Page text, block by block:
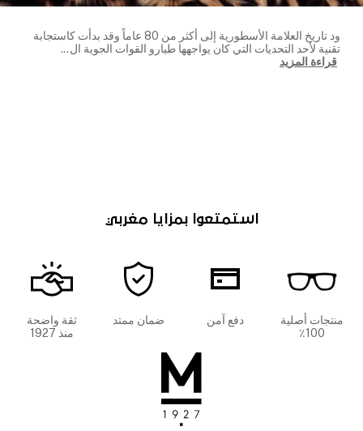
ود تاريخ العلامة الأسطورية إلى أكثر من 80 عاماً وقد بدأت كاستجابة
تقنية لأحد التحديات التي كان يواجهها طيارو القوات الجوية ال...
قراءة المزيد
استمتعوا بمزايا مغربي
منتجات أصلية
100٪
دفع آمن ضمان ممتد
ثقة واضحة
منذ 1927